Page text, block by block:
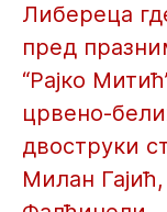
Либереца
пред
“Рајко
црвено-
двоструки
Милан